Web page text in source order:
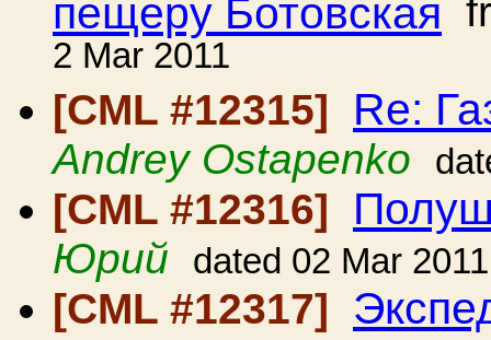
пещеру Ботовская
2 Mar 2011
[CML #12315]
Re:
Andrey Ostapenko
[CML #12316]
Юрий dated 02 Mar 2011
[CML #12317]